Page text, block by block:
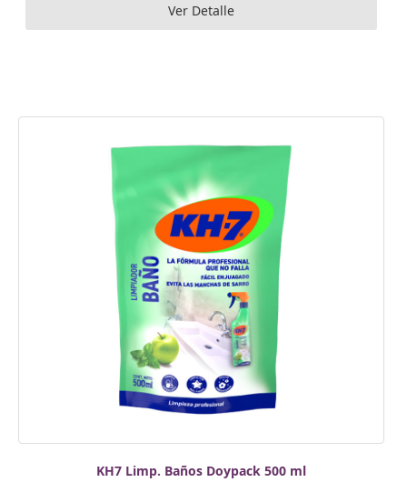
Ver Detalle
KH7 Limp. Baños Doypack 500 ml